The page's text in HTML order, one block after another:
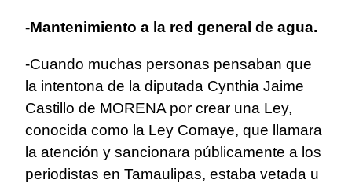
-Mantenimiento a la red general de agua.
-Cuando muchas personas pensaban que
la intentona de la diputada Cynthia Jaime
Castillo de MORENA por crear una Ley,
conocida como la Ley Comaye, que llamara
la atención y sancionara públicamente a los
periodistas en Tamaulipas, estaba vetada u